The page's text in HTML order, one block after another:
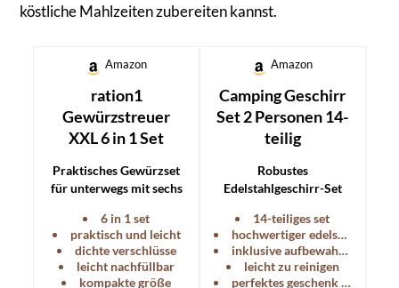
köstliche Mahlzeiten zubereiten kannst.
Amazon
ration1
Gewürzstreuer
XXL 6 in 1 Set
Praktisches Gewürzset
für unterwegs mit sechs
Gewürzen, ideal für
Camping und Outdoor-
Ausflüge.
6 in 1 set
praktisch und leicht
dichte verschlüsse
leicht nachfüllbar
kompakte größe
Amazon
Camping Geschirr
Set 2 Personen 14-
teilig
Robustes
Edelstahlgeschirr-Set
für Camping und
Outdoor-Abenteuer.
14-teiliges set
hochwertiger edelstahl
inklusive aufbewahrungstasche
leicht zu reinigen
perfektes geschenk für outdoor-fans